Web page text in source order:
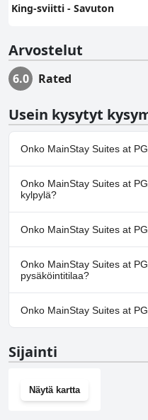
King-sviitti - Savuton
Arvostelut
6.0 Rated
Usein kysytyt
Onko MainStay Suites at
Kyllä, MainStay Suites at PGA
jotka kuuluvat yhteen tai
Ulkouima-allas.
Onko MainStay Suites at
kylpylä?
Ei, MainStay Suites at PGA
Onko MainStay Suites at
Ei, MainStay Suites at PGA
Onko MainStay Suites at
pysäköintitilaa?
Kyllä, MainStay Suites at PGA
pysäköintimahdollisuuden.
Onko MainStay Suites at
Sijainti
Näytä kartta